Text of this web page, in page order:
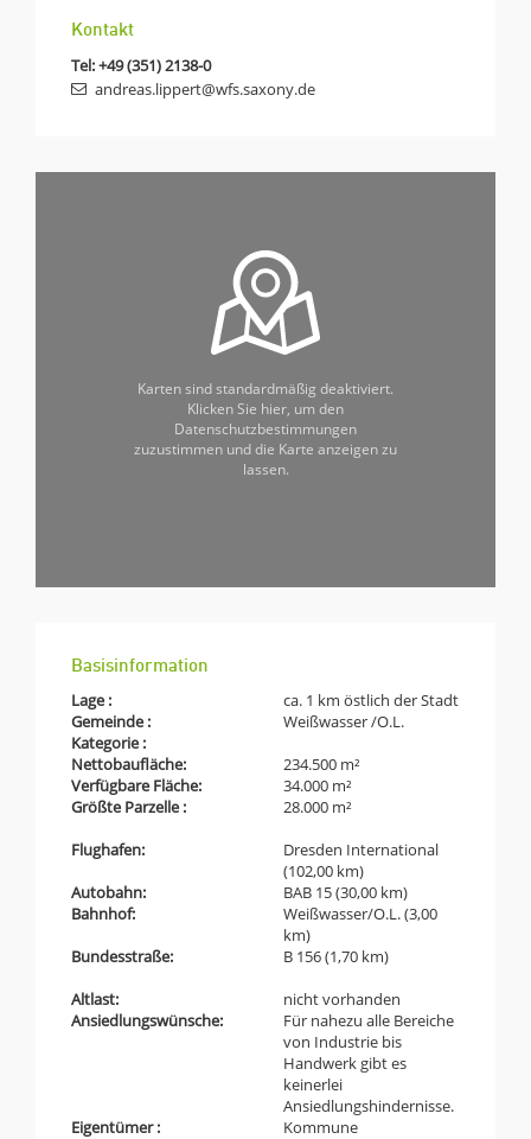
Kontakt
Tel:+49 (351) 2138-0
andreas.lippert@wfs.saxony.de
Karten sind standardmäßig deaktiviert.
Klicken Sie hier, um den
Datenschutzbestimmungen
zuzustimmen und die Karte anzeigen zu
lassen.
Basisinformation
Lage :
ca. 1 km östlich der Stadt
Gemeinde :
Weißwasser /O.L.
Kategorie :
Nettobaufläche:
234.500 m²
Verfügbare Fläche:
34.000 m²
Größte Parzelle :
28.000 m²
Flughafen:
Dresden International
(102,00 km)
Autobahn:
BAB 15 (30,00 km)
Bahnhof:
Weißwasser/O.L. (3,00
km)
Bundesstraße:
B 156 (1,70 km)
Altlast:
nicht vorhanden
Ansiedlungswünsche:
Für nahezu alle Bereiche
von Industrie bis
Handwerk gibt es
keinerlei
Ansiedlungshindernisse.
Eigentümer :
Kommune